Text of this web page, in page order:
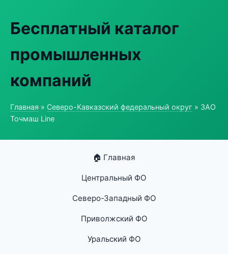
Бесплатный каталог
промышленных
компаний
Главная » Северо-Кавказский федеральный округ » ЗАО
Точмаш Line
🏠 Главная
Центральный ФО
Северо-Западный ФО
Приволжский ФО
Уральский ФО